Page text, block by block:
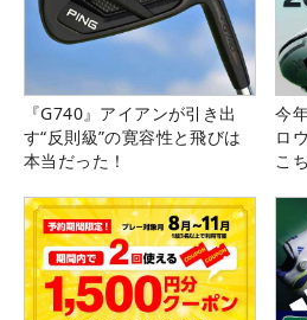
『G740』アイアンが引き出
す“反則級”の寛容性と飛びは
本当だった！
今
ロ
こ